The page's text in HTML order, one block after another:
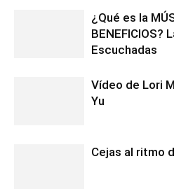
¿Qué es la
BENEFICIOS?
Escuchadas
Vídeo de Lori
Yu
Cejas al ritmo